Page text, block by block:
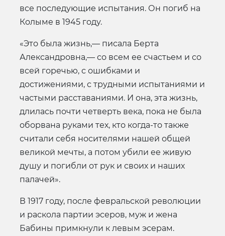
все последующие испытания. Он погиб на
Колыме в 1945 году.
«Это была жизнь,— писала Берта
Александровна,— со всем ее счастьем и со
всей горечью, с ошибками и
достижениями, с трудными испытаниями и
частыми расставаниями. И она, эта жизнь,
длилась почти четверть века, пока не была
оборвана руками тех, кто когда-то также
считали себя носителями нашей общей
великой мечты, а потом убили ее живую
душу и погибли от рук и своих и наших
палачей».
В 1917 году, после февральской революции
и раскола партии эсеров, муж и жена
Бабины примкнули к левым эсерам.